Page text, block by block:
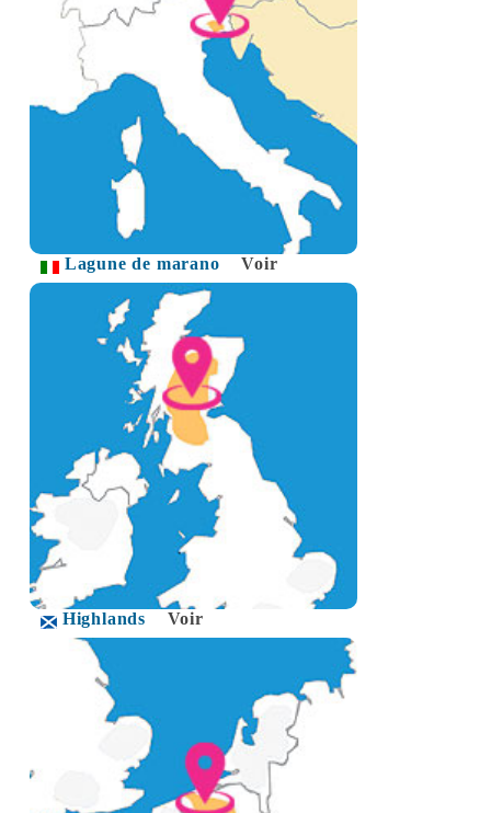
Lagune de marano Voir
Highlands Voir